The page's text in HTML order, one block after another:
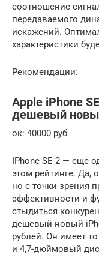
соотношение
передаваемого
искажений.
характеристики
Рекомендации:
Apple iPhone
дешевый
ок: 40000 руб
IPhone SE 2 — еще
этом рейтинге. Да,
но с точки зрения
эффективности и
стыдиться
дешевый новый
рублей. Он имеет
и 4,7-дюймовый